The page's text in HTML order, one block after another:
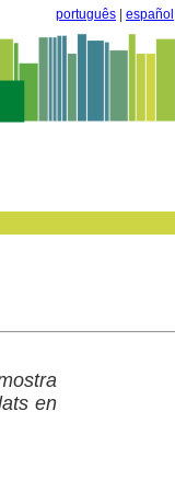
português español
en